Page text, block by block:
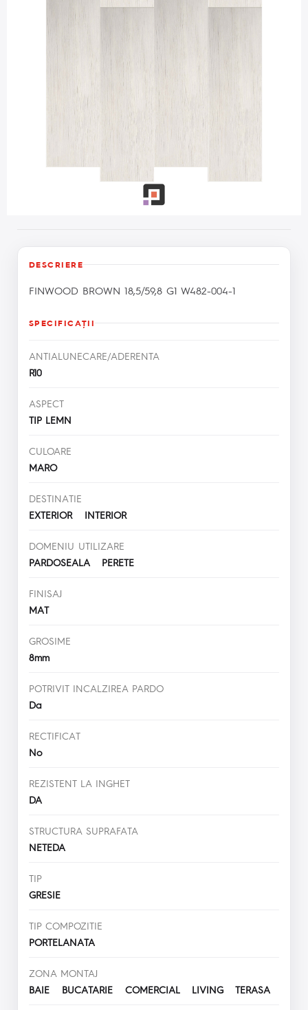
DESCRIERE
FINWOOD BROWN 18,5/59,8 G1 W482-004-1
SPECIFICAŢII
ANTIALUNECARE/ADERENTA
R10
ASPECT
TIP LEMN
CULOARE
MARO
DESTINATIE
EXTERIOR INTERIOR
DOMENIU UTILIZARE
PARDOSEALA PERETE
FINISAJ
MAT
GROSIME
8mm
POTRIVIT INCALZIREA PARDO
Da
RECTIFICAT
No
REZISTENT LA INGHET
DA
STRUCTURA SUPRAFATA
NETEDA
TIP
GRESIE
TIP COMPOZITIE
PORTELANATA
ZONA MONTAJ
BAIE BUCATARIE COMERCIAL LIVING TERASA